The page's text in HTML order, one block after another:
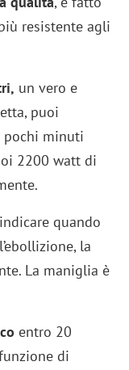
resistente agli
un vero e
puoi
pochi minuti
2200 watt di
quando
la
La maniglia è
entro 20
di